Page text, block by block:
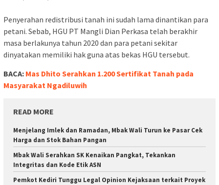
Penyerahan redistribusi tanah ini sudah lama dinantikan para
petani. Sebab, HGU PT Mangli Dian Perkasa telah berakhir
masa berlakunya tahun 2020 dan para petani sekitar
dinyatakan memiliki hak guna atas bekas HGU tersebut.
BACA: Mas Dhito Serahkan 1.200 Sertifikat Tanah pada
Masyarakat Ngadiluwih
READ MORE
Menjelang Imlek dan Ramadan, Mbak Wali Turun ke Pasar Cek
Harga dan Stok Bahan Pangan
Mbak Wali Serahkan SK Kenaikan Pangkat, Tekankan
Integritas dan Kode Etik ASN
Pemkot Kediri Tunggu Legal Opinion Kejaksaan terkait Proyek